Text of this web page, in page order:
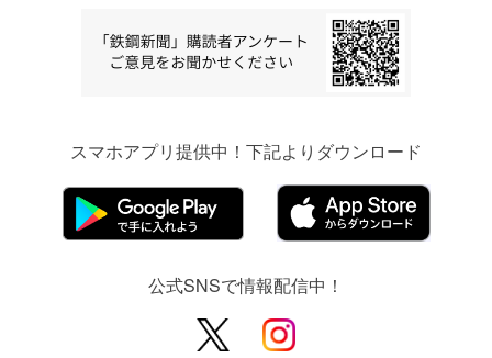
スマホアプリ提供中！下記よりダウンロード
公式SNSで情報配信中！